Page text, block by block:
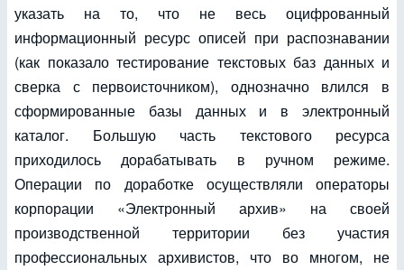
указать на то, что не весь оцифрованный
информационный ресурс описей при распознавании
(как показало тестирование текстовых баз данных и
сверка с первоисточником), однозначно влился в
сформированные базы данных и в электронный
каталог. Большую часть текстового ресурса
приходилось дорабатывать в ручном режиме.
Операции по доработке осуществляли операторы
корпорации «Электронный архив» на своей
производственной территории без участия
профессиональных архивистов, что во многом, не